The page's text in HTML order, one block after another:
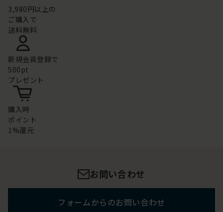
3,980円以上の
ご購入で
送料無料
新規会員登録で
500pt
プレゼント
購入時
ポイント
1%還元
お問い合わせ
フォームからのお問い合わせ